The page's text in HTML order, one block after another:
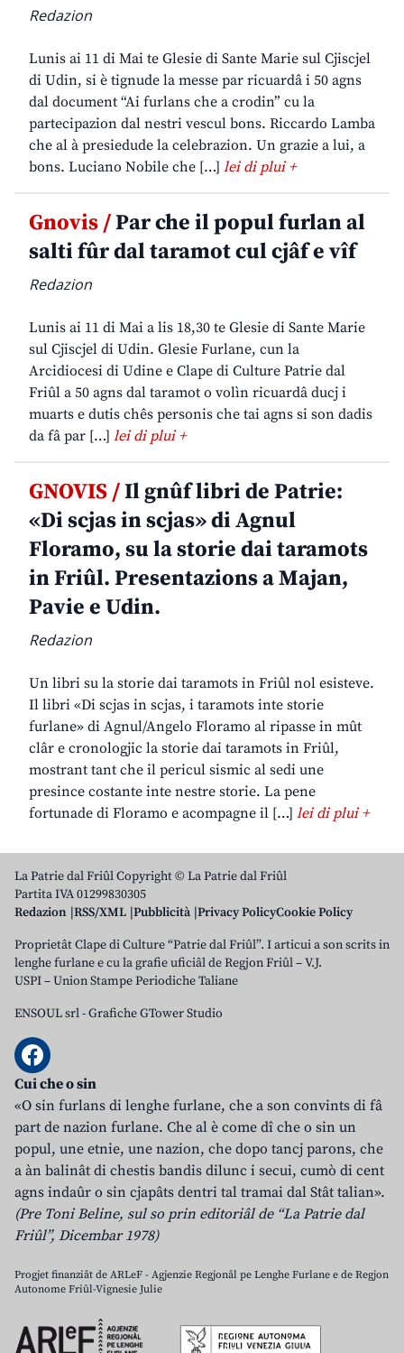
Redazion
Lunis ai 11 di Mai te Glesie di Sante Marie sul Cjiscjel
di Udin, si è tignude la messe par ricuardâ i 50 agns
dal document “Ai furlans che a crodin” cu la
partecipazion dal nestri vescul bons. Riccardo Lamba
che al à presiedude la celebrazion. Un grazie a lui, a
bons. Luciano Nobile che […] lei di plui +
Gnovis /Par che il popul furlan al
salti fûr dal taramot cul cjâf e vîf
Redazion
Lunis ai 11 di Mai a lis 18,30 te Glesie di Sante Marie
sul Cjiscjel di Udin. Glesie Furlane, cun la
Arcidiocesi di Udine e Clape di Culture Patrie dal
Friûl a 50 agns dal taramot o volìn ricuardâ ducj i
muarts e dutis chês personis che tai agns si son dadis
da fâ par […] lei di plui +
GNOVIS /Il gnûf libri de Patrie:
«Di scjas in scjas» di Agnul
Floramo, su la storie dai taramots
in Friûl. Presentazions a Majan,
Pavie e Udin.
Redazion
Un libri su la storie dai taramots in Friûl nol esisteve.
Il libri «Di scjas in scjas, i taramots inte storie
furlane» di Agnul/Angelo Floramo al ripasse in mût
clâr e cronologjic la storie dai taramots in Friûl,
mostrant tant che il pericul sismic al sedi une
presince costante inte nestre storie. La pene
fortunade di Floramo e acompagne il […] lei di plui +
La Patrie dal Friûl Copyright © La Patrie dal Friûl
Partita IVA 01299830305
Redazion RSS/XML Pubblicità Privacy PolicyCookie Policy
Proprietât Clape di Culture “Patrie dal Friûl”. I articui a son scrits in
lenghe furlane e cu la grafie uficiâl de Regjon Friûl – V.J.
USPI – Union Stampe Periodiche Taliane
ENSOUL srl-Grafiche GTower Studio
Cui che o sin
«O sin furlans di lenghe furlane, che a son convints di fâ
part de nazion furlane. Che al è come dî che o sin un
popul, une etnie, une nazion, che dopo tancj parons, che
a àn balinât di chestis bandis dilunc i secui, cumò di cent
agns indaûr o sin cjapâts dentri tal tramai dal Stât talian».
(Pre Toni Beline, sul so prin editoriâl de “La Patrie dal
Friûl”, Dicembar 1978)
Progjet finanziât de ARLeF - Agjenzie Regjonâl pe Lenghe Furlane e de Regjon
Autonome Friûl-Vignesie Julie